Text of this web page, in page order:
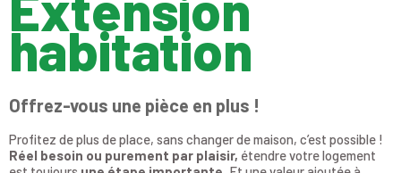
habitation
Offrez-vous une pièce en plus !
Profitez de plus de place, sans changer de maison, c’est possible !
Réel besoin ou purement par plaisir, étendre votre logement